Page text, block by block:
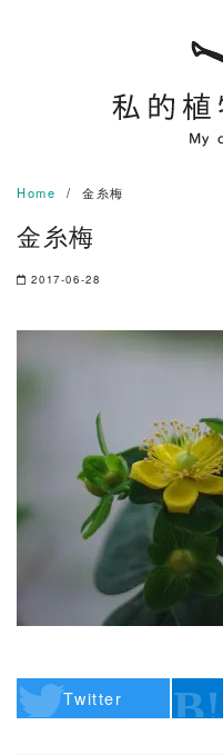
Home 金糸梅
金糸梅
2017-06-28
Twitter